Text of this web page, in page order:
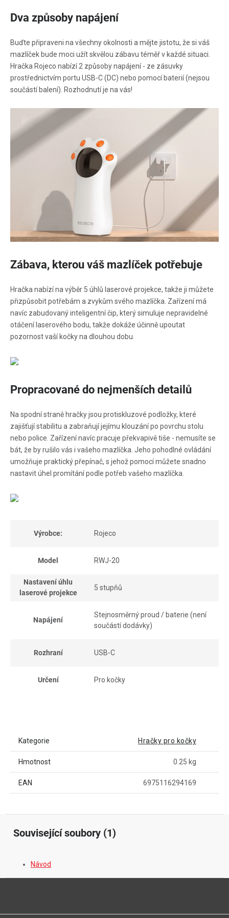
Dva způsoby napájení
Buďte připraveni na všechny okolnosti a mějte jistotu, že si váš
mazlíček bude moci užít skvělou zábavu téměř v každé situaci.
Hračka Rojeco nabízí 2 způsoby napájení - ze zásuvky
prostřednictvím portu USB-C (DC) nebo pomocí baterií (nejsou
součástí balení). Rozhodnutí je na vás!
Zábava, kterou váš mazlíček potřebuje
Hračka nabízí na výběr 5 úhlů laserové projekce, takže ji můžete
přizpůsobit potřebám a zvykům svého mazlíčka. Zařízení má
navíc zabudovaný inteligentní čip, který simuluje nepravidelné
otáčení laserového bodu, takže dokáže účinně upoutat
pozornost vaší kočky na dlouhou dobu.
Propracované do nejmenších detailů
Na spodní straně hračky jsou protiskluzové podložky, které
zajišťují stabilitu a zabraňují jejímu klouzání po povrchu stolu
nebo police. Zařízení navíc pracuje překvapivě tiše - nemusíte se
bát, že by rušilo vás i vašeho mazlíčka. Jeho pohodlné ovládání
umožňuje praktický přepínač, s jehož pomocí můžete snadno
nastavit úhel promítání podle potřeb vašeho mazlíčka.
Výrobce: Rojeco
Model RWJ-20
Nastavení úhlu
laserové projekce
5 stupňů
Napájení
Stejnosměrný proud / baterie (není
součástí dodávky)
Rozhraní USB-C
Určení Pro kočky
Kategorie Hračky pro kočky
Hmotnost 0.25 kg
EAN 6975116294169
Související soubory (1)
Návod
p